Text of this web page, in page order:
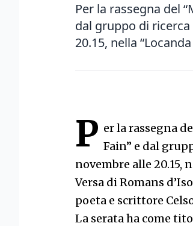
Per la rassegna del
dal gruppo di ricerca
20.15, nella
P er la rassegna
Fain” e dal
novembre alle 20.15,
Versa di Romans
poeta e scrittore
La serata ha come